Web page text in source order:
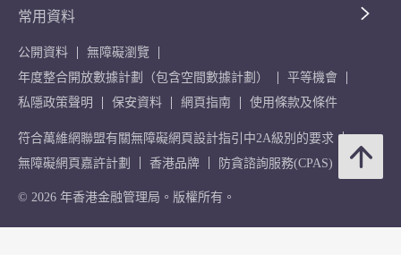
常用資料
公開資料
無障礙瀏覽
年度整合開放數據計劃（包含空間數據計劃）
平等機會
私隱政策聲明
保安資料 網頁指南 使用條款及條件
符合萬維網聯盟有關無障礙網頁設計指引中2A級別的要求
無障礙網頁嘉許計劃
香港品牌 防貪諮詢服務(CPAS)
© 2026 年香港金融管理局。版權所有。